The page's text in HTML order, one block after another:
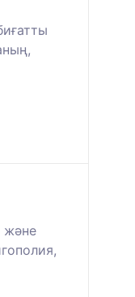
және